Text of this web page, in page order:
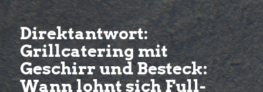
Direktantwort:
Grillcatering mit
Geschirr und Besteck:
Wann lohnt sich Full-